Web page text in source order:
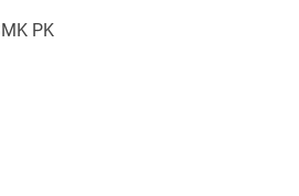
PK